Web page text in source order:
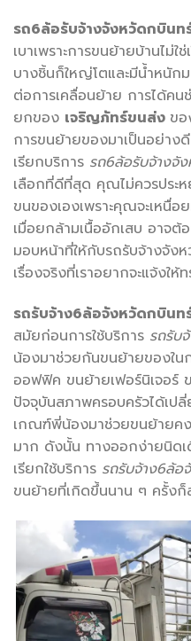
รถ6ล้อรับจ้างจังหวัดกบินท
เบาเพราะการขนย้ายบ้านไม่
บางชิ้นก็ใหญ่โตและมีน้ำหนัก
ต่อการเคลื่อนย้าย การได้ค
ยกของ เจริญภัทร์ขนส่ง ขอ
การขนย้ายของมาเป็นอย่าง
เรียกบริการ รถ6ล้อรับจ้างจั
เลือกที่ดีที่สุด คุณไม่ควรประ
ขนของเองเพราะคุณจะเหนื่
เมื่อยกล้ามเนื้ออักเสบ อาจต้
มอบหน้าที่ให้กับรถรับจ้างจัง
เรื่องจริงที่เราอยากจะแจ้งให้
รถรับจ้าง6ล้อจังหวัดกบินท
สมัยก่อนการใช้บริการ รถรับ
น้องมาช่วยกันขนย้ายของใ
ออฟฟิค ขนย้ายเฟอร์นิเจอ
ปัจจุบันสภาพครอบครัวได้เป
เกณฑ์พี่น้องมาช่วยขนย้ายคง
มาก ดังนั้น ทางออกง่ายนิด
เรียกใช้บริการ รถรับจ้าง6ล้อ
ขนย้ายที่เกิดขึ้นนาน ๆ ครั้งก็